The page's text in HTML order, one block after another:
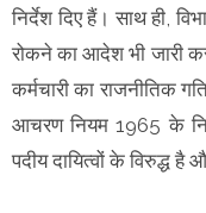
निर्देश दिए हैं। साथ ही,
रोकने का आदेश भी जारी
कर्मचारी का राजनीतिक
आचरण नियम 1965 के
पदीय दायित्वों के विरुद्ध